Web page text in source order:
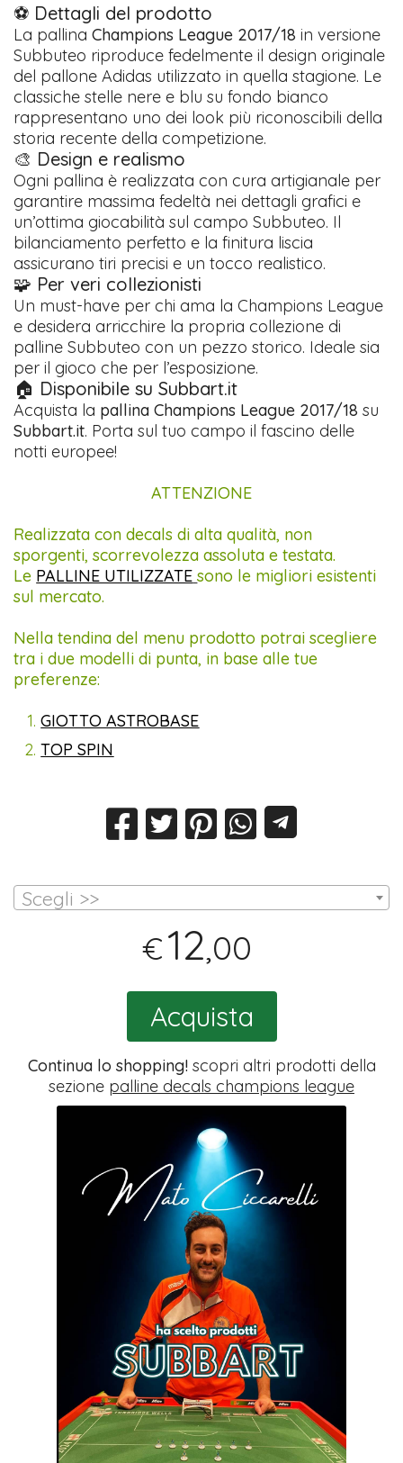
⚽ Dettagli del prodotto
La pallinaChampions League 2017/18 in versione
Subbuteo riproduce fedelmente il design originale
del pallone Adidas utilizzato in quella stagione. Le
classiche stelle nere e blu su fondo bianco
rappresentano uno dei look più riconoscibili della
storia recente della competizione.
🎨 Design e realismo
Ogni pallina è realizzata con cura artigianale per
garantire massima fedeltà nei dettagli grafici e
un’ottima giocabilità sul campo Subbuteo. Il
bilanciamento perfetto e la finitura liscia
assicurano tiri precisi e un tocco realistico.
🧩 Per veri collezionisti
Un must-have per chi ama la Champions League
e desidera arricchire la propria collezione di
palline Subbuteo con un pezzo storico. Ideale sia
per il gioco che per l’esposizione.
🏠 Disponibile su Subbart.it
Acquista la pallina Champions League 2017/18 su
Subbart.it. Porta sul tuo campo il fascino delle
notti europee!
ATTENZIONE
Realizzata con decals di alta qualità, non
sporgenti, scorrevolezza assoluta e testata.
Le PALLINE UTILIZZATE sono le migliori esistenti
sul mercato.
Nella tendina del menu prodotto potrai scegliere
tra i due modelli di punta, in base alle tue
preferenze:
GIOTTO ASTROBASE
TOP SPIN
Scegli >>
€12,00
Acquista
Continua lo shopping!scopri altri prodotti della
sezione palline decals champions league